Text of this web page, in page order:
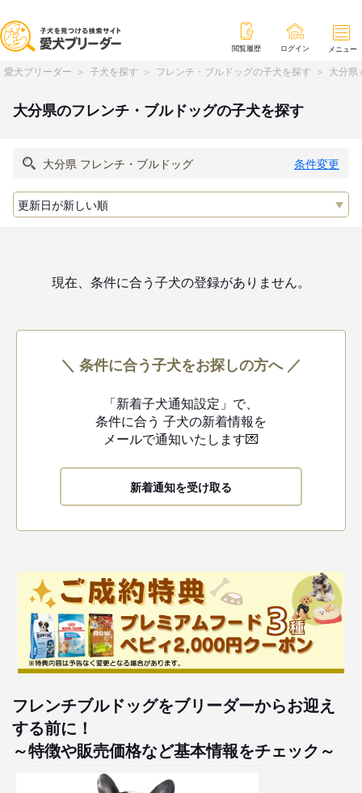
閲覧履歴 ログイン メニュー
愛犬ブリーダー 子犬を探す フレンチ・ブルドッグの子犬を探す 大分県
大分県のフレンチ・ブルドッグの子犬を探す
条件変更
現在、条件に合う子犬の登録がありません。
＼ 条件に合う子犬をお探しの方へ ／
「新着子犬通知設定」で、
条件に合う 子犬の新着情報を
メールで通知いたします💌
新着通知を受け取る
フレンチブルドッグをブリーダーからお迎え
する前に！
～特徴や販売価格など基本情報をチェック～